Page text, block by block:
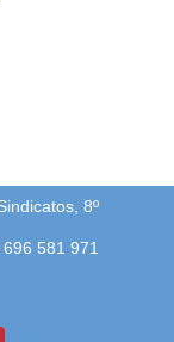
8º
581 971